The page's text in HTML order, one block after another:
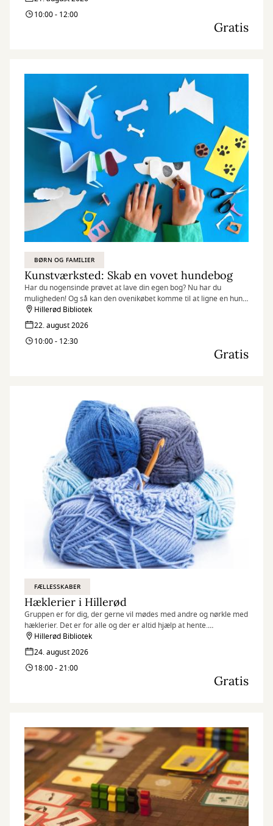
10:00 - 12:00
Gratis
BØRN OG FAMILIER
Kunstværksted: Skab en vovet hundebog
Har du nogensinde prøvet at lave din egen bog? Nu har du
muligheden! Og så kan den ovenikøbet komme til at ligne en hund.
Vuf!Hillerød Bibliotek
22. august 2026
10:00 - 12:30
Gratis
FÆLLESSKABER
Hæklerier i Hillerød
Gruppen er for dig, der gerne vil mødes med andre og nørkle med
hæklerier. Det er for alle og der er altid hjælp at hente.
Kig endelig forbi! :)
Hillerød Bibliotek
24. august 2026
18:00 - 21:00
Gratis